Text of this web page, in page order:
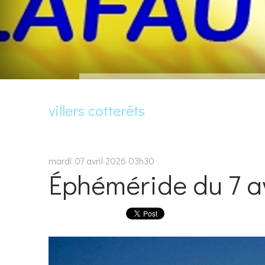
villers cotterêts
mardi 07 avril 2026 03h30
Éphéméride du 7